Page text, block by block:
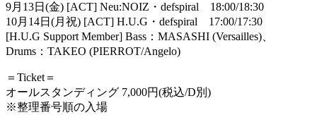
9月13日(金) [ACT] Neu:NOIZ・defspiral 18:00/18:30
10月14日(月祝) [ACT] H.U.G・defspiral 17:00/17:30
[H.U.G Support Member] Bass：MASASHI (Versailles)、
Drums：TAKEO (PIERROT/Angelo)
＝Ticket＝
オールスタンディング 7,000円(税込/D別)
※整理番号順の入場